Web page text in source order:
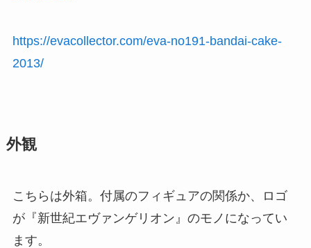
https://evacollector.com/eva-no191-bandai-cake-
2013/
外観
こちらは外箱。付属のフィギュアの関係か、ロゴ
が『新世紀エヴァンゲリオン』のモノになってい
ます。